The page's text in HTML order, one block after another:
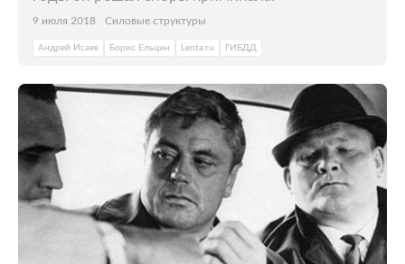
9 июля 2018 Силовые структуры
Андрей Исаев Борис Ельцин Lenta.ru ГИБДД